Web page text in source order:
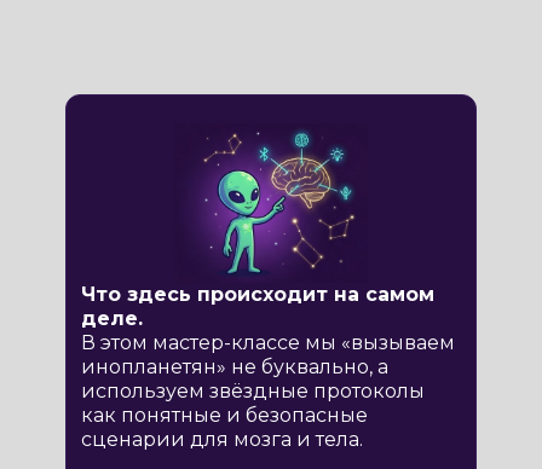
Что здесь происходит на самом
деле.
В этом мастер-классе мы «вызываем
инопланетян» не буквально, а
используем звёздные протоколы
как понятные и безопасные
сценарии для мозга и тела.